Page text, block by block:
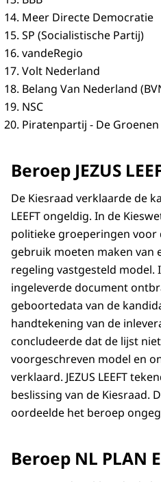
Meer Directe Democratie
SP (Socialistische Partij)
vandeRegio
Volt Nederland
Belang Van Nederland
NSC
Piratenpartij - De Groenen
Beroep JEZUS
De Kiesraad verklaarde de
LEEFT ongeldig. In de
politieke groeperingen voor
gebruik moeten maken van
regeling vastgesteld model.
ingeleverde document
geboortedata van de
handtekening van de
concludeerde dat de lijst
voorgeschreven model en
verklaard. JEZUS LEEFT
beslissing van de Kiesraad.
oordeelde het beroep
Beroep NL PLAN